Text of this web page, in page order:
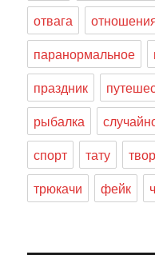
отвага
паранормальное
праздник
рыбалка
спорт
тату
трюкачи
фейк